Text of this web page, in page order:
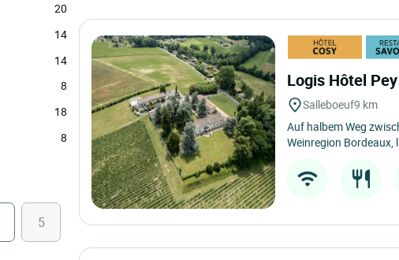
20
14
14
8
18
8
5
Logis Hôtel
Salleboeuf9 km
Auf halbem Weg
Weinregion Bordeaux,